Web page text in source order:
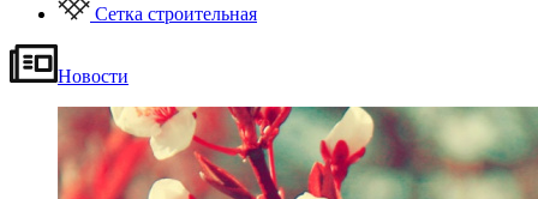
Сетка строительная
Новости